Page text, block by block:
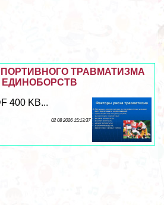
ТРАВМАТИЗМА
400 KB...
02 08 2026 15:13:37